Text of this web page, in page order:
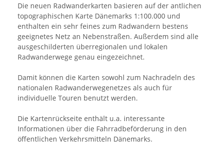
Die neuen Radwanderkarten basieren auf der antlichen
topographischen Karte Dänemarks 1:100.000 und
enthalten ein sehr feines zum Radwandern bestens
geeignetes Netz an Nebenstraßen. Außerdem sind alle
ausgeschilderten überregionalen und lokalen
Radwanderwege genau eingezeichnet.
Damit können die Karten sowohl zum Nachradeln des
nationalen Radwanderwegenetzes als auch für
individuelle Touren benutzt werden.
Die Kartenrückseite enthält u.a. interessante
Informationen über die Fahrradbeförderung in den
öffentlichen Verkehrsmitteln Dänemarks.